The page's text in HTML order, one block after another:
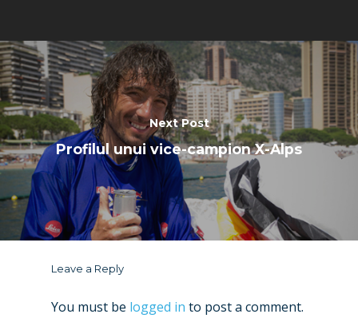
Next Post
Profilul unui vice-campion X-Alps
Leave a Reply
You must be logged in to post a comment.